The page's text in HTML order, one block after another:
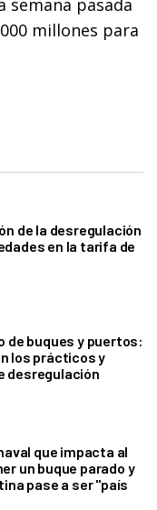
semana pasada
millones para
de la desregulación
en la tarifa de
de buques y puertos:
los prácticos y
desregulación
que impacta al
un buque parado y
pase a ser "país